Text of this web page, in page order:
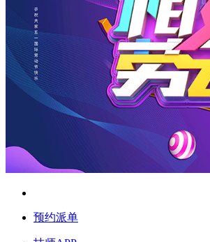
预约派单